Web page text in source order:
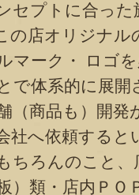
プトに合った
店オリジナル
マーク・ ロゴ
で体系的に展開
（商品も）開
社へ依頼する
ちろんのこと
）類・店内ＰＯ